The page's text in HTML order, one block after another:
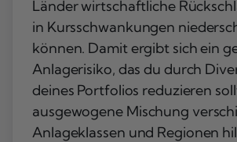
Länder wirtschaftliche
in Kursschwankungen
können. Damit ergibt sich ein
Anlagerisiko, das du durch
deines Portfolios reduzieren
ausgewogene Mischung
Anlageklassen und Regionen